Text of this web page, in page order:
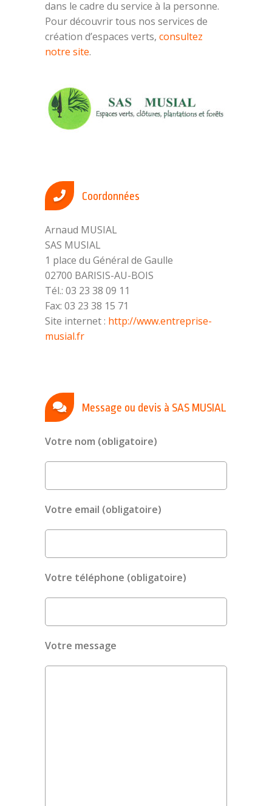
dans le cadre du service à la personne.
Pour découvrir tous nos services de
création d’espaces verts, consultez
notre site.
Coordonnées
Arnaud MUSIAL
SAS MUSIAL
1 place du Général de Gaulle
02700 BARISIS-AU-BOIS
Tél.: 03 23 38 09 11
Fax: 03 23 38 15 71
Site internet : http://www.entreprise-
musial.fr
Message ou devis à SAS MUSIAL
Votre nom (obligatoire)
Votre email (obligatoire)
Votre téléphone (obligatoire)
Votre message